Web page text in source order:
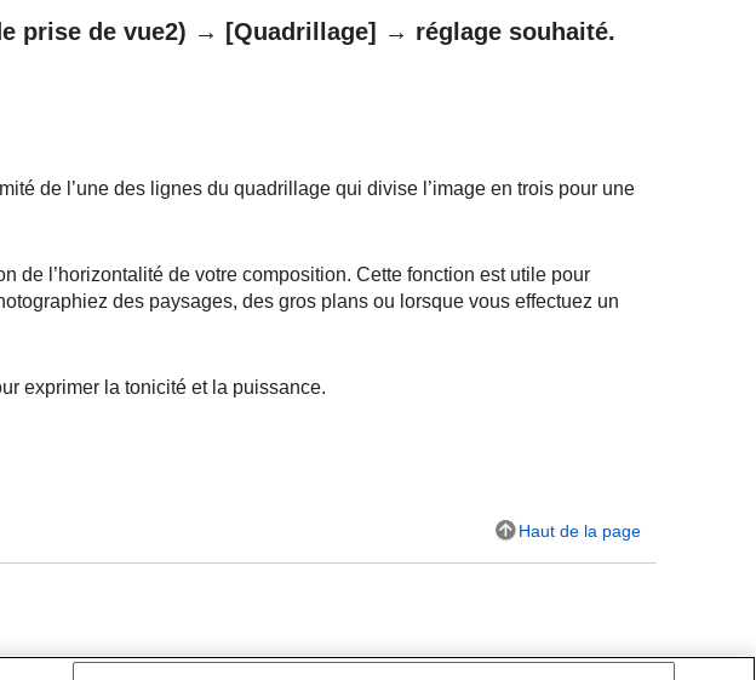
prise de vue2) → [Quadrillage] → réglage souhaité.
de l’une des lignes du quadrillage qui divise l’image en trois pour une
de l’horizontalité de votre composition. Cette fonction est utile pour
des paysages, des gros plans ou lorsque vous effectuez un
exprimer la tonicité et la puissance.
Haut de la page